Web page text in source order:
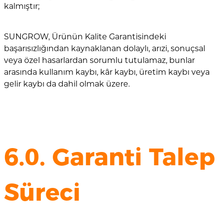
kalmıştır;
SUNGROW, Ürünün Kalite Garantisindeki
başarısızlığından kaynaklanan dolaylı, arızi, sonuçsal
veya özel hasarlardan sorumlu tutulamaz, bunlar
arasında kullanım kaybı, kâr kaybı, üretim kaybı veya
gelir kaybı da dahil olmak üzere.
6.0. Garanti Talep
Süreci